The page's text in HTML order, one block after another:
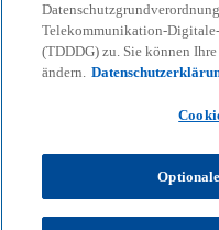
KPMG Themen
KPMG-Steuertipps
Rätselhafte
Jahresbeginn
Telekommunikation-
(TDDDG) zu. Sie können
ändern.